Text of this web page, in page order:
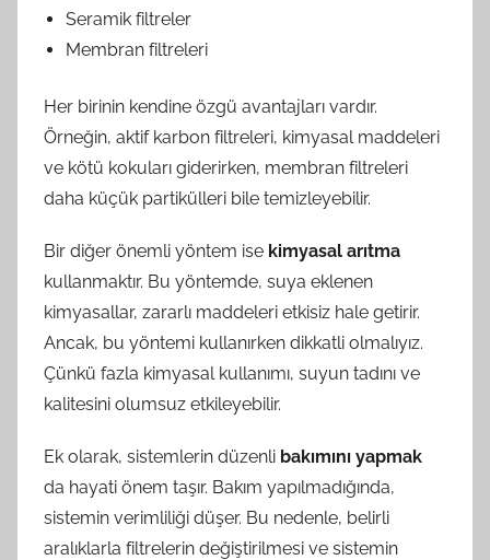
Seramik filtreler
Membran filtreleri
Her birinin kendine özgü avantajları vardır.
Örneğin, aktif karbon filtreleri, kimyasal maddeleri
ve kötü kokuları giderirken, membran filtreleri
daha küçük partikülleri bile temizleyebilir.
Bir diğer önemli yöntem ise kimyasal arıtma
kullanmaktır. Bu yöntemde, suya eklenen
kimyasallar, zararlı maddeleri etkisiz hale getirir.
Ancak, bu yöntemi kullanırken dikkatli olmalıyız.
Çünkü fazla kimyasal kullanımı, suyun tadını ve
kalitesini olumsuz etkileyebilir.
Ek olarak, sistemlerin düzenli bakımını yapmak
da hayati önem taşır. Bakım yapılmadığında,
sistemin verimliliği düşer. Bu nedenle, belirli
aralıklarla filtrelerin değiştirilmesi ve sistemin